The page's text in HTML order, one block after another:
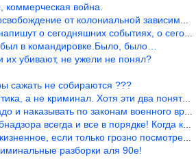
коммерческая война.
от колониальной зависимости, это
о сегодняшних событиях, о сегодняшней
в командировке.Было, было…
их убивают, не ужели не понял?
сажать не собираются ???
а не криминал. Хотя эти два понятия начин
наказывать по законам военного времени, а
всегда и все в порядке! Когда касается
если только грозно посмотреть в их с
разборки аля 90е!